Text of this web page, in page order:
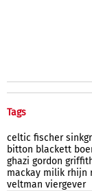
Tags
celtic fischer
bitton blackett
ghazi gordon
mackay milik rhijn
veltman viergever